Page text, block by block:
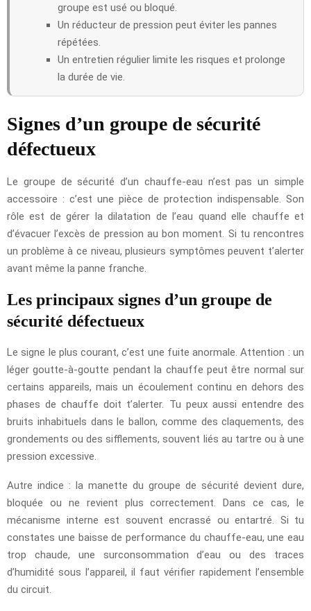
groupe est usé ou bloqué.
Un réducteur de pression peut éviter les pannes
répétées.
Un entretien régulier limite les risques et prolonge
la durée de vie.
Signes d’un groupe de sécurité
défectueux
Le groupe de sécurité d’un chauffe-eau n’est pas un simple
accessoire : c’est une pièce de protection indispensable. Son
rôle est de gérer la dilatation de l’eau quand elle chauffe et
d’évacuer l’excès de pression au bon moment. Si tu rencontres
un problème à ce niveau, plusieurs symptômes peuvent t’alerter
avant même la panne franche.
Les principaux signes d’un groupe de
sécurité défectueux
Le signe le plus courant, c’est une fuite anormale. Attention : un
léger goutte-à-goutte pendant la chauffe peut être normal sur
certains appareils, mais un écoulement continu en dehors des
phases de chauffe doit t’alerter. Tu peux aussi entendre des
bruits inhabituels dans le ballon, comme des claquements, des
grondements ou des sifflements, souvent liés au tartre ou à une
pression excessive.
Autre indice : la manette du groupe de sécurité devient dure,
bloquée ou ne revient plus correctement. Dans ce cas, le
mécanisme interne est souvent encrassé ou entartré. Si tu
constates une baisse de performance du chauffe-eau, une eau
trop chaude, une surconsommation d’eau ou des traces
d’humidité sous l’appareil, il faut vérifier rapidement l’ensemble
du circuit.